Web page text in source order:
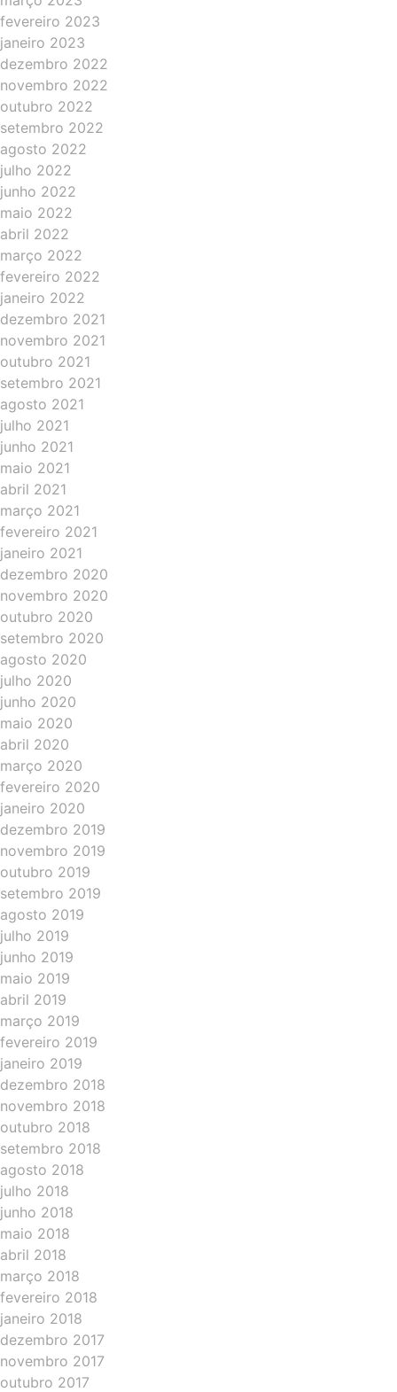
fevereiro 2023
janeiro 2023
dezembro 2022
novembro 2022
outubro 2022
setembro 2022
agosto 2022
julho 2022
junho 2022
maio 2022
abril 2022
março 2022
fevereiro 2022
janeiro 2022
dezembro 2021
novembro 2021
outubro 2021
setembro 2021
agosto 2021
julho 2021
junho 2021
maio 2021
abril 2021
março 2021
fevereiro 2021
janeiro 2021
dezembro 2020
novembro 2020
outubro 2020
setembro 2020
agosto 2020
julho 2020
junho 2020
maio 2020
abril 2020
março 2020
fevereiro 2020
janeiro 2020
dezembro 2019
novembro 2019
outubro 2019
setembro 2019
agosto 2019
julho 2019
junho 2019
maio 2019
abril 2019
março 2019
fevereiro 2019
janeiro 2019
dezembro 2018
novembro 2018
outubro 2018
setembro 2018
agosto 2018
julho 2018
junho 2018
maio 2018
abril 2018
março 2018
fevereiro 2018
janeiro 2018
dezembro 2017
novembro 2017
outubro 2017